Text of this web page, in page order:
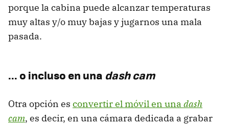
porque la cabina puede alcanzar temperaturas
muy altas y/o muy bajas y jugarnos una mala
pasada.
... o incluso en una dash cam
Otra opción es convertir el móvil en una dash
cam, es decir, en una cámara dedicada a grabar